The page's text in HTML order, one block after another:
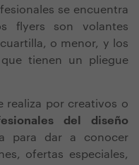
se encuentra
flyers son volantes
o menor, y los
tienen un pliegue
realiza por creativos o
del diseño
para dar a conocer
ofertas especiales,